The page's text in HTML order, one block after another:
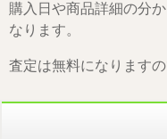
購入日や商品詳細の分
なります。
査定は無料になります